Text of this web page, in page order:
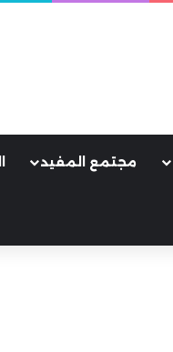
مجتمع المفيد